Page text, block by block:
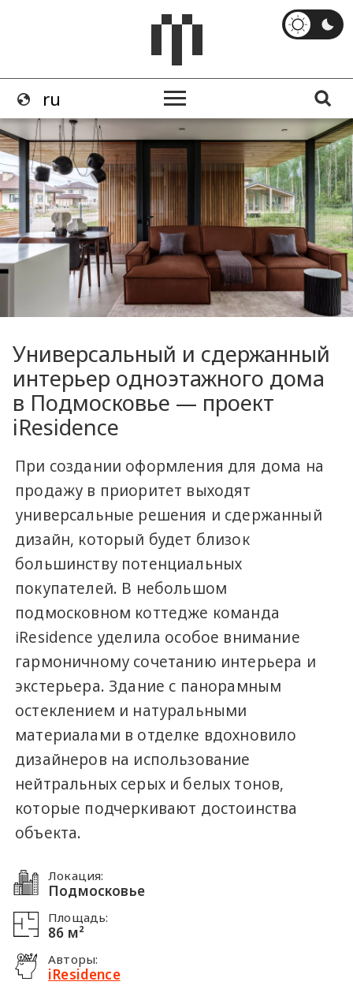
Универсальный и сдержанный
интерьер одноэтажного дома
в Подмосковье — проект
iResidence
При создании оформления для дома на
продажу в приоритет выходят
универсальные решения и сдержанный
дизайн, который будет близок
большинству потенциальных
покупателей. В небольшом
подмосковном коттедже команда
iResidence​ уделила особое внимание
гармоничному сочетанию интерьера и
экстерьера. Здание с панорамным
остеклением и натуральными
материалами в отделке вдохновило
дизайнеров на использование
нейтральных серых и белых тонов,
которые подчеркивают достоинства
объекта.
Локация:
Подмосковье
Площадь:
86 м²
Авторы:
iResidence